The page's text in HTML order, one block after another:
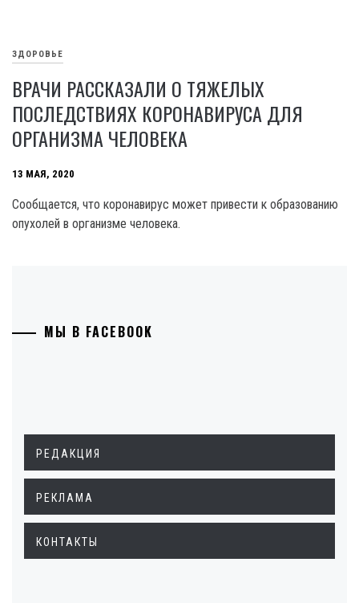
ЗДОРОВЬЕ
ВРАЧИ РАССКАЗАЛИ О ТЯЖЕЛЫХ
ПОСЛЕДСТВИЯХ КОРОНАВИРУСА ДЛЯ
ОРГАНИЗМА ЧЕЛОВЕКА
13 МАЯ, 2020
Сообщается, что коронавирус может привести к образованию
опухолей в организме человека.
МЫ В FACEBOOK
РЕДАКЦИЯ
РЕКЛАМА
КОНТАКТЫ